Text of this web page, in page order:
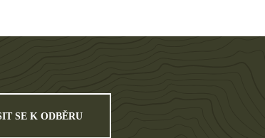
SE K ODBĚRU